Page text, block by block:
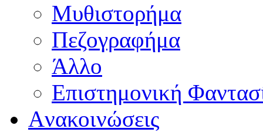
Μυθιστορήμα
Πεζογραφήμα
Άλλο
Επιστημονική
Aνακοινώσεις